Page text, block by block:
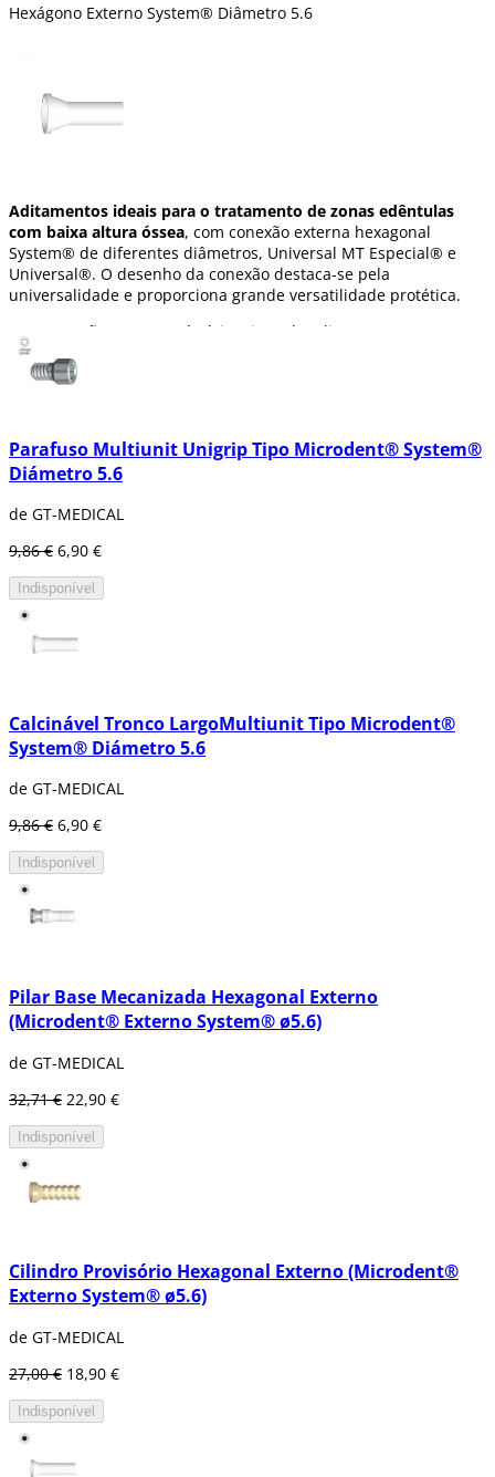
Hexágono Externo System® Diâmetro 5.6
Aditamentos ideais para o tratamento de zonas edêntulas
com baixa altura óssea, com conexão externa hexagonal
System® de diferentes diâmetros, Universal MT Especial® e
Universal®. O desenho da conexão destaca-se pela
universalidade e proporciona grande versatilidade protética.
Nesta secção encontrará vários tipos de aditamentos para
implantologia dentária como:
Pilar base mecanizada:Circular e Octogonal.
Parafuso de Aditamento.
Calcinável.
Chave de implante.
Transepitelial.
Parafuso Multiunit Unigrip Tipo Microdent® System®
Diámetro 5.6
de GT-MEDICAL
9,86 € 6,90 €
Indisponível
Calcinável Tronco LargoMultiunit Tipo Microdent®
System® Diámetro 5.6
de GT-MEDICAL
9,86 € 6,90 €
Indisponível
Pilar Base Mecanizada Hexagonal Externo
(Microdent® Externo System® ø5.6)
de GT-MEDICAL
32,71 € 22,90 €
Indisponível
Cilindro Provisório Hexagonal Externo (Microdent®
Externo System® ø5.6)
de GT-MEDICAL
27,00 € 18,90 €
Indisponível